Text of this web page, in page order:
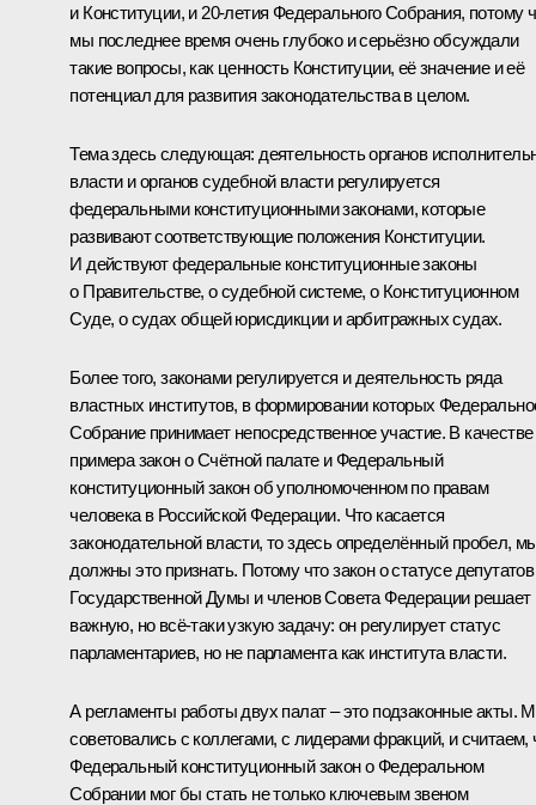
и Конституции, и 20‑летия Федерального Собрания, потому
мы последнее время очень глубоко и серьёзно обсуждали
такие вопросы, как ценность Конституции, её значение и её
потенциал для развития законодательства в целом.
Тема здесь следующая: деятельность органов
власти и органов судебной власти регулируется
федеральными конституционными законами, которые
развивают соответствующие положения Конституции.
И действуют федеральные конституционные законы
о Правительстве, о судебной системе, о Конституционном
Суде, о судах общей юрисдикции и арбитражных судах.
Более того, законами регулируется и деятельность ряда
властных институтов, в формировании которых
Собрание принимает непосредственное участие. В качестве
примера закон о Счётной палате и Федеральный
конституционный закон об уполномоченном по правам
человека в Российской Федерации. Что касается
законодательной власти, то здесь определённый пробел,
должны это признать. Потому что закон о статусе депутатов
Государственной Думы и членов Совета Федерации решает
важную, но всё‑таки узкую задачу: он регулирует статус
парламентариев, но не парламента как института власти.
А регламенты работы двух палат – это подзаконные акты.
советовались с коллегами, с лидерами фракций, и считаем,
Федеральный конституционный закон о Федеральном
Собрании мог бы стать не только ключевым звеном